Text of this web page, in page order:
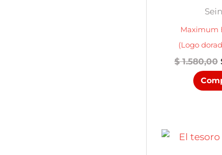
Maximum
(Logo
$1.580,00